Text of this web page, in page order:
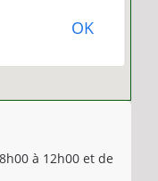
OK
à 12h00 et de